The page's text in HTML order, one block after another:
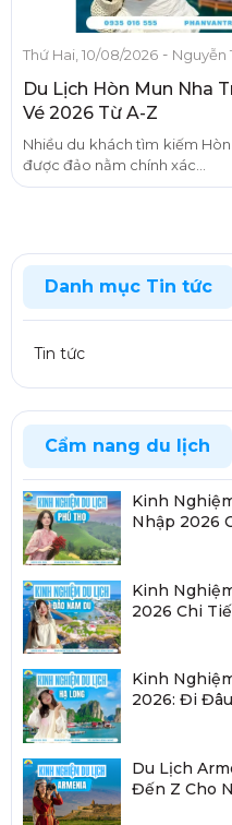
Thứ Hai, 10/08/2026 - Nguyễn
Du Lịch Hòn Mun Nha
Vé 2026 Từ A-Z
Nhiều du khách tìm kiếm
được đảo nằm chính xác...
Danh mục Tin tức
Tin tức
Cẩm nang du lịch
Kinh
Nhập 2026
Kinh
2026 Chi
Kinh
2026: Đi
Du Lịch
Đến Z Cho